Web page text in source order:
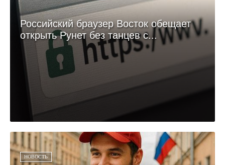
Российский браузер Восток обещает
открыть Рунет без танцев с...
НОВОСТЬ